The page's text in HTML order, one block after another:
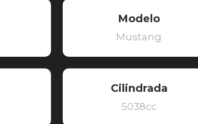
Modelo
Mustang
Cilindrada
5038cc